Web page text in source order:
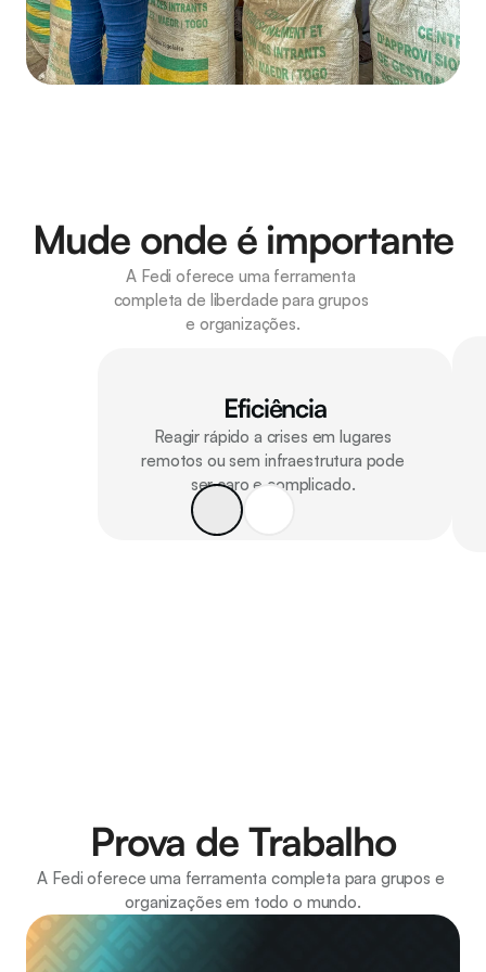
Mude onde é importante
A Fedi oferece uma ferramenta
completa de liberdade para grupos
e organizações.
Eficiência
Reagir rápido a crises em lugares
remotos ou sem infraestrutura pode
ser caro e complicado.
Prova de Trabalho
A Fedi oferece uma ferramenta completa para grupos e
organizações em todo o mundo.